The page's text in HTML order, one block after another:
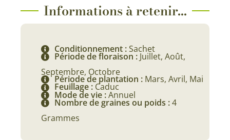
Informations à retenir...
Conditionnement :Sachet
Période de floraison : Juillet, Août,
Septembre, Octobre
Période de plantation : Mars, Avril, Mai
Feuillage : Caduc
Mode de vie :Annuel
Nombre de graines ou poids :4
Grammes